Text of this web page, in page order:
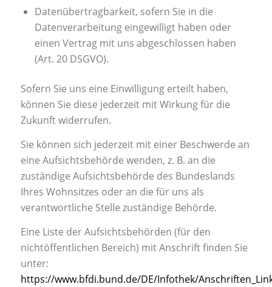
Datenübertragbarkeit, sofern Sie in die
Datenverarbeitung eingewilligt haben oder
einen Vertrag mit uns abgeschlossen haben
(Art. 20 DSGVO).
Sofern Sie uns eine Einwilligung erteilt haben,
können Sie diese jederzeit mit Wirkung für die
Zukunft widerrufen.
Sie können sich jederzeit mit einer Beschwerde an
eine Aufsichtsbehörde wenden, z. B. an die
zuständige Aufsichtsbehörde des Bundeslands
Ihres Wohnsitzes oder an die für uns als
verantwortliche Stelle zuständige Behörde.
Eine Liste der Aufsichtsbehörden (für den
nichtöffentlichen Bereich) mit Anschrift finden Sie
unter:
https://www.bfdi.bund.de/DE/Infothek/